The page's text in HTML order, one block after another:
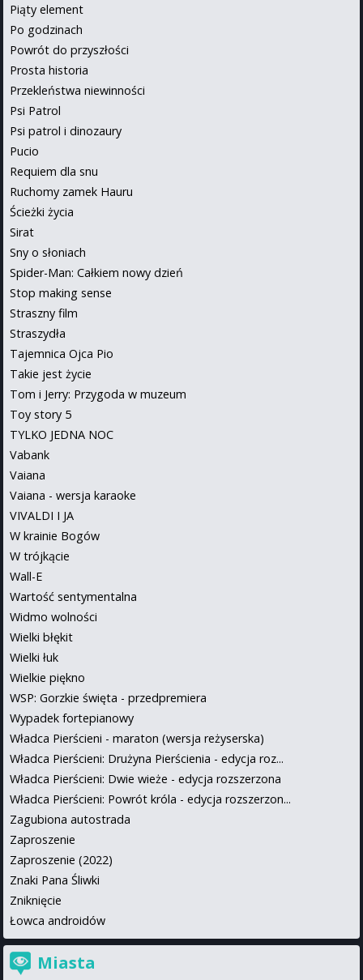
Piąty element
Po godzinach
Powrót do przyszłości
Prosta historia
Przekleństwa niewinności
Psi Patrol
Psi patrol i dinozaury
Pucio
Requiem dla snu
Ruchomy zamek Hauru
Ścieżki życia
Sirat
Sny o słoniach
Spider-Man: Całkiem nowy dzień
Stop making sense
Straszny film
Straszydła
Tajemnica Ojca Pio
Takie jest życie
Tom i Jerry: Przygoda w muzeum
Toy story 5
TYLKO JEDNA NOC
Vabank
Vaiana
Vaiana - wersja karaoke
VIVALDI I JA
W krainie Bogów
W trójkącie
Wall-E
Wartość sentymentalna
Widmo wolności
Wielki błękit
Wielki łuk
Wielkie piękno
WSP: Gorzkie święta - przedpremiera
Wypadek fortepianowy
Władca Pierścieni - maraton (wersja reżyserska)
Władca Pierścieni: Drużyna Pierścienia - edycja roz...
Władca Pierścieni: Dwie wieże - edycja rozszerzona
Władca Pierścieni: Powrót króla - edycja rozszerzon...
Zagubiona autostrada
Zaproszenie
Zaproszenie (2022)
Znaki Pana Śliwki
Zniknięcie
Łowca androidów
Miasta